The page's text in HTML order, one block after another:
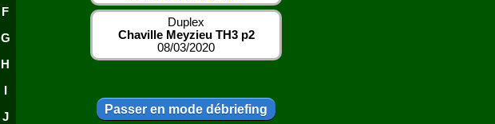
F
G
H
J
Duplex
Chaville Meyzieu TH3 p2
08/03/2020
Passer en mode débriefing